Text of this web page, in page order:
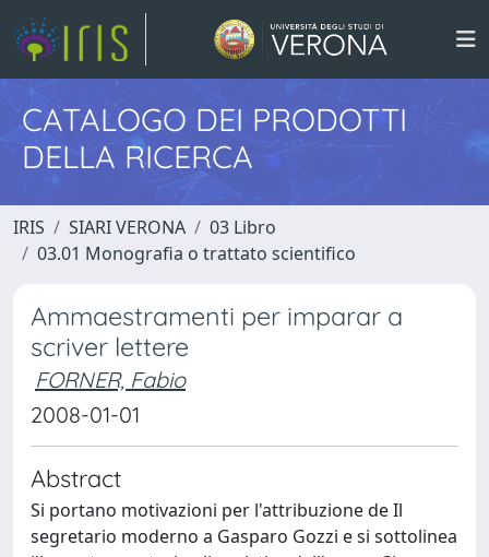
CATALOGO DEI PRODOTTI
DELLA RICERCA
IRIS SIARI VERONA
03 Libro
03.01 Monografia o trattato scientifico
Ammaestramenti per imparar a
scriver lettere
FORNER, Fabio
2008-01-01
Abstract
Si portano motivazioni per l'attribuzione de Il
segretario moderno a Gasparo Gozzi e si sottolinea